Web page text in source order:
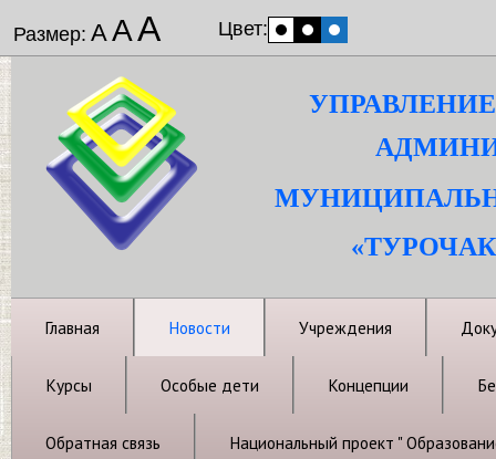
Размер: ААА Цвет:
Главная Новости Учреждения
Курсы Особые дети Концепции
Обратная связь Национальный проект "